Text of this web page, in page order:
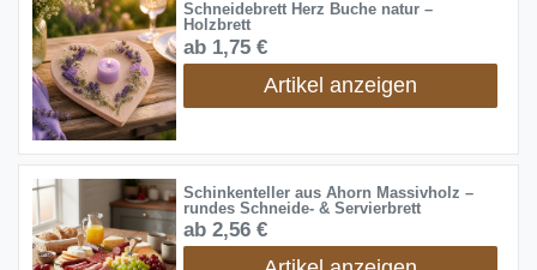
Schneidebrett Herz Buche natur –
Holzbrett
ab 1,75 €
Artikel anzeigen
Schinkenteller aus Ahorn Massivholz –
rundes Schneide- & Servierbrett
ab 2,56 €